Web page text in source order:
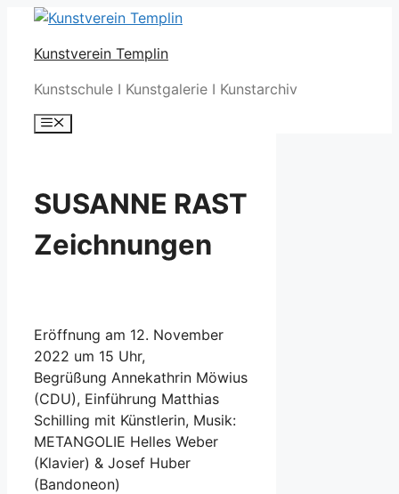
Zum
springen
Kunstverein Templin
Kunstschule I Kunstgalerie I Kunstarchiv
Menü
SUSANNE RAST
Zeichnungen
Eröffnung am 12. November
2022 um 15 Uhr,
Begrüßung Annekathrin Möwius
(CDU), Einführung Matthias
Schilling mit Künstlerin, Musik:
METANGOLIE Helles Weber
(Klavier) & Josef Huber
(Bandoneon)